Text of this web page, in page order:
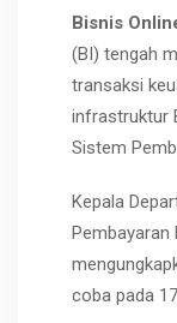
Bisnis
(BI) tengah
transaksi
infrastruktur
Sistem
Kepala
Pembayaran
coba pada